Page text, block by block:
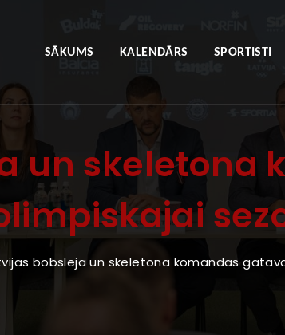
SĀKUMS KALENDĀRS SPORTISTI
un skeletona
bobsleja un skeletona komandas